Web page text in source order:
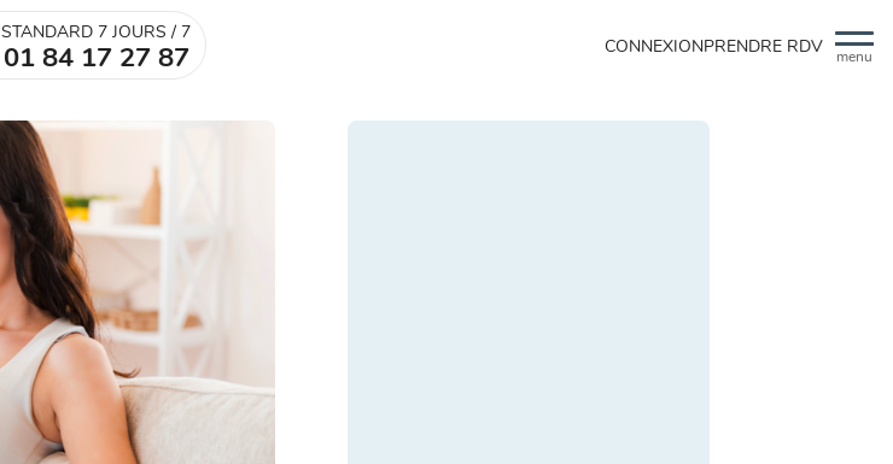
menu
STANDARD 7 JOURS / 7
01 84 17 27 87 CONNEXIONPRENDRE RDV